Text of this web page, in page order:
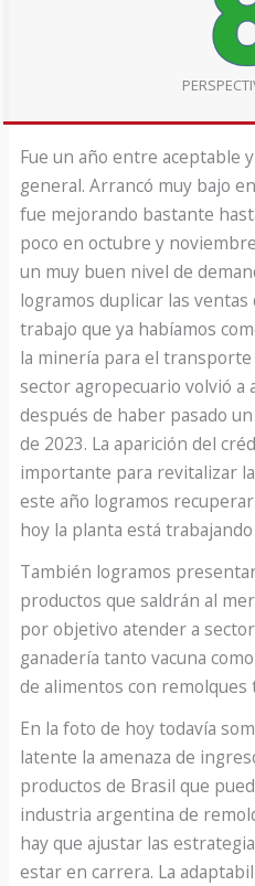
Fue un año entre aceptable
general. Arrancó muy bajo
fue mejorando bastante
poco en octubre y
un muy buen nivel de
logramos duplicar las
trabajo que ya habíamos
la minería para el
sector agropecuario volvió a
después de haber pasado
de 2023. La aparición del
importante para revitalizar
este año logramos
hoy la planta está trabajando
También logramos
productos que saldrán al
por objetivo atender a
ganadería tanto vacuna
de alimentos con remolques
En la foto de hoy todavía
latente la amenaza de
productos de Brasil que
industria argentina de
hay que ajustar las
estar en carrera. La